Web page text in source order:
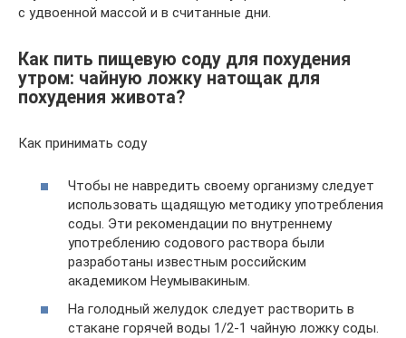
с удвоенной массой и в считанные дни.
Как пить пищевую соду для похудения
утром: чайную ложку натощак для
похудения живота?
Как принимать соду
Чтобы не навредить своему организму следует
использовать щадящую методику употребления
соды. Эти рекомендации по внутреннему
употреблению содового раствора были
разработаны известным российским
академиком Неумывакиным.
На голодный желудок следует растворить в
стакане горячей воды 1/2-1 чайную ложку соды.